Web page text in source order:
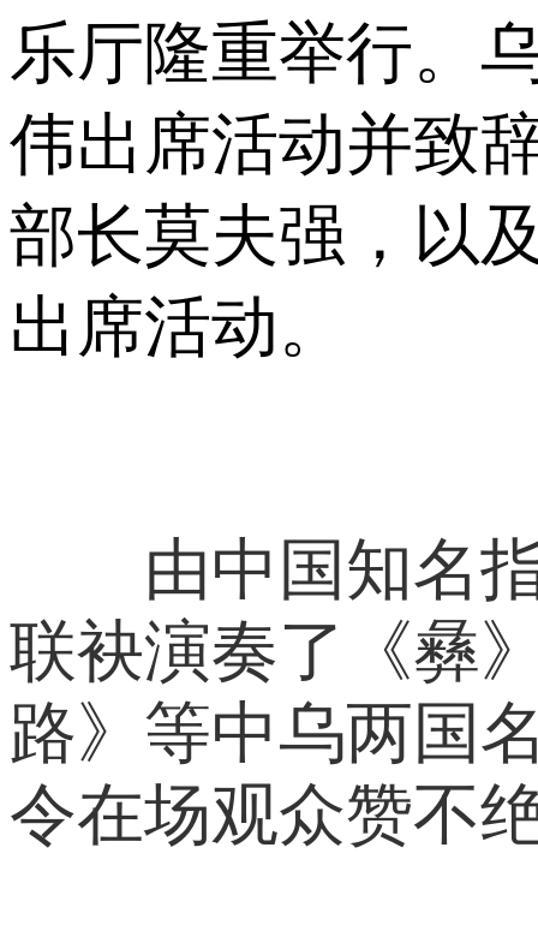
乐厅隆重举行。
伟出席活动并致
部长莫夫强，以
出席活动。
由中国知名指
联袂演奏了《彝
路》等中乌两国
令在场观众赞不